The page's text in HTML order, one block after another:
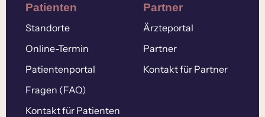
Patienten
Standorte
Online-Termin
Patientenportal
Fragen (FAQ)
Kontakt für Patienten
Partner
Ärzteportal
Partner
Kontakt für Partner